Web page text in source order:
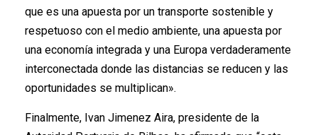
que es una apuesta por un transporte sostenible y
respetuoso con el medio ambiente, una apuesta por
una economía integrada y una Europa verdaderamente
interconectada donde las distancias se reducen y las
oportunidades se multiplican».
Finalmente, Ivan Jimenez Aira, presidente de la